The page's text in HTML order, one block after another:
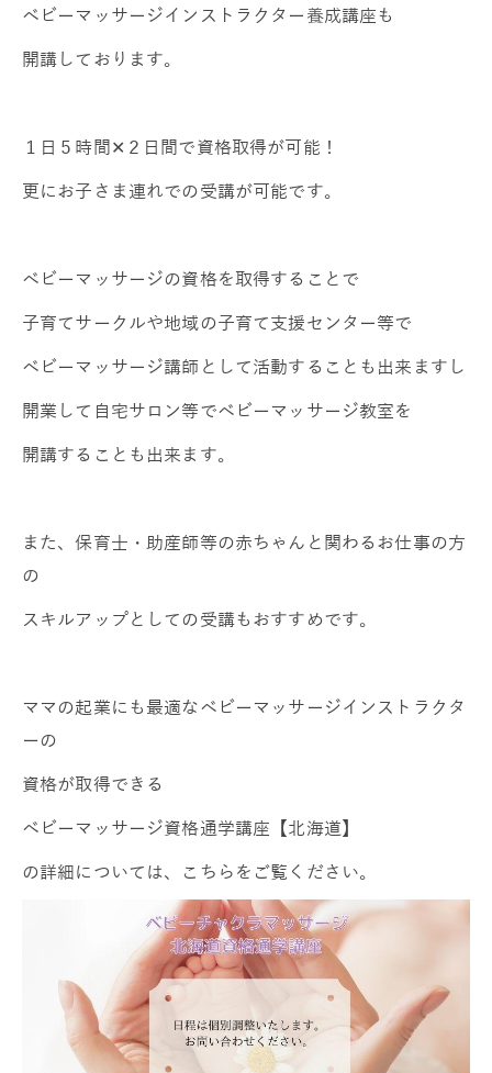
ベビーマッサージインストラクター養成講座も
開講しております。
１日５時間✕２日間で資格取得が可能！
更にお子さま連れでの受講が可能です。
ベビーマッサージの資格を取得することで
子育てサークルや地域の子育て支援センター等で
ベビーマッサージ講師として活動することも出来ますし
開業して自宅サロン等でベビーマッサージ教室を
開講することも出来ます。
また、保育士・助産師等の赤ちゃんと関わるお仕事の方
の
スキルアップとしての受講もおすすめです。
ママの起業にも最適なベビーマッサージインストラクタ
ーの
資格が取得できる
ベビーマッサージ資格通学講座【北海道】
の詳細については、こちらをご覧ください。